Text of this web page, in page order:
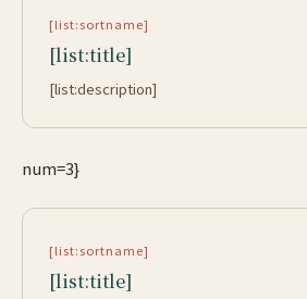
[list:sortname]
[list:title]
[list:description]
num=3}
[list:sortname]
[list:title]